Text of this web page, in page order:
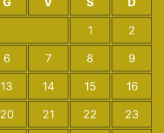
1
2
6 7 8
9
13 14 15
16
20 21 22
23